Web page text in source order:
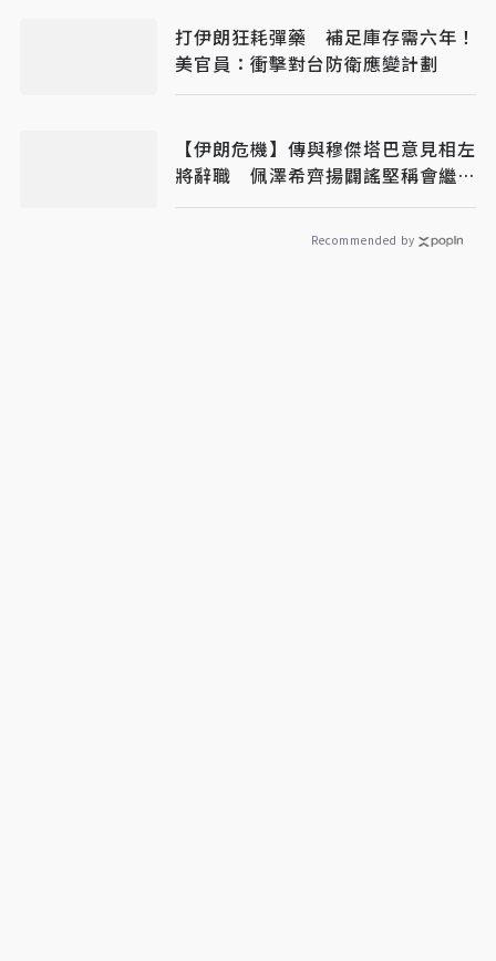
打伊朗狂耗彈藥 補足庫存需六年！
美官員：衝擊對台防衛應變計劃
【伊朗危機】傳與穆傑塔巴意見相左
將辭職 佩澤希齊揚闢謠堅稱會繼續
總統職務
Recommended by